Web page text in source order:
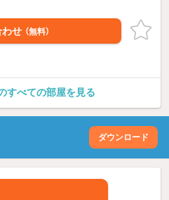
わせ （無料）
すべての部屋を見る
ダウンロード